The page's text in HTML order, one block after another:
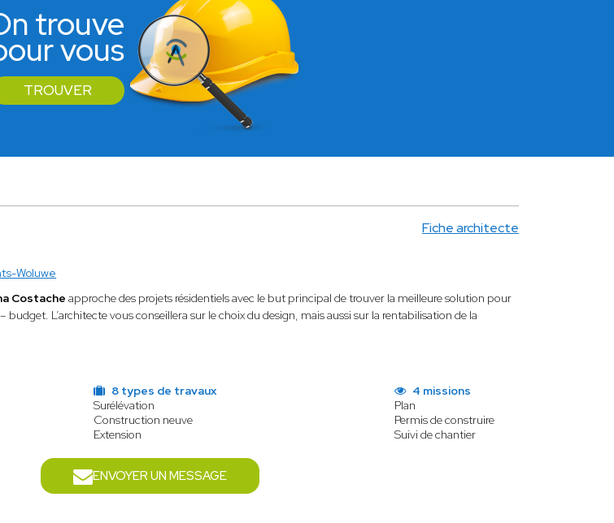
trouve
vous
TROUVER
Fiche architecte
Woluwe
Costache approche des projets résidentiels avec le but principal de trouver la meilleure solution pour
L’architecte vous conseillera sur le choix du design, mais aussi sur la rentabilisation de la
8 types de travaux
Surélévation
Construction neuve
Extension
4 missions
Plan
Permis de construire
Suivi de chantier
ENVOYER UN MESSAGE